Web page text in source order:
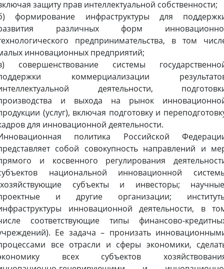
защиту прав интеллектуальной собственности;
формирование инфраструктуры для
различных форм
предпринимательства, в том
инновационных предприятий;
совершенствование системы
коммерциализации
деятельности,
и выхода на рынок
(услуг), включая подготовку и
для инновационной деятельности.
политика Российской
собой совокупность направлений и
и косвенного регулирования
национальной инновационной
субъекты и инвесторы;
и другие организации;
инновационной деятельности, в
соответствующие типы финансово-
Ее задача – пронизать
все отрасли и сферы экономики,
всех субъектов